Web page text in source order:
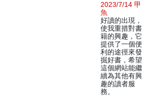
2023/7/14 甲
魚
好讀的出現，
使我重措對書
籍的興趣，它
提供了一個便
利的途徑來發
掘好書，希望
這個網站能繼
續為其他有興
趣的讀者服
務。